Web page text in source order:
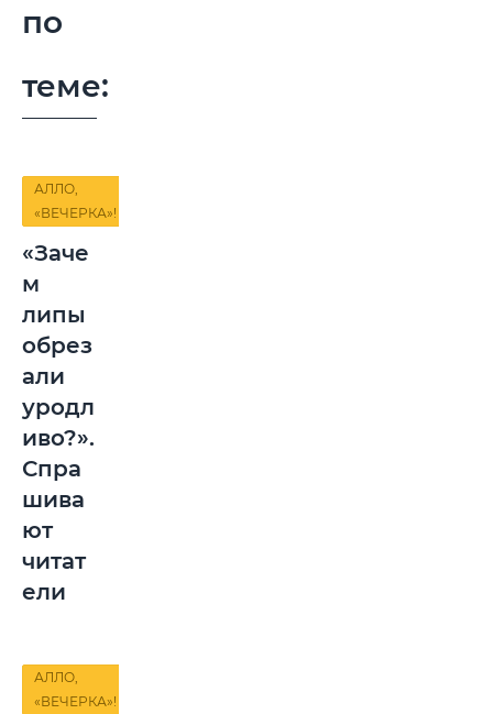
по
теме:
АЛЛО,
«ВЕЧЕРКА»!
«Заче
м
липы
обрез
али
уродл
иво?».
Спра
шива
ют
читат
ели
АЛЛО,
«ВЕЧЕРКА»!